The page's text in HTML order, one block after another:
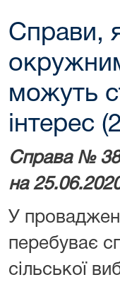
Справи,
можуть
інтерес
Справа №
на
У
перебуває
сільської